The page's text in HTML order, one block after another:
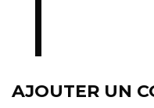
AJOUTER UN